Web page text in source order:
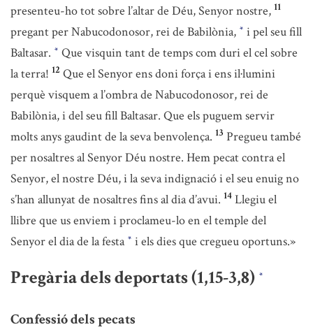
presenteu-ho tot sobre l’altar de Déu, Senyor nostre, 11
pregant per Nabucodonosor, rei de Babilònia, * i pel seu fill
Baltasar. * Que visquin tant de temps com duri el cel sobre
la terra! 12 Que el Senyor ens doni força i ens il·lumini
perquè visquem a l’ombra de Nabucodonosor, rei de
Babilònia, i del seu fill Baltasar. Que els puguem servir
molts anys gaudint de la seva benvolença. 13 Pregueu també
per nosaltres al Senyor Déu nostre. Hem pecat contra el
Senyor, el nostre Déu, i la seva indignació i el seu enuig no
s’han allunyat de nosaltres fins al dia d’avui. 14 Llegiu el
llibre que us enviem i proclameu-lo en el temple del
Senyor el dia de la festa * i els dies que cregueu oportuns.»
Pregària dels deportats (1,15-3,8) *
Confessió dels pecats